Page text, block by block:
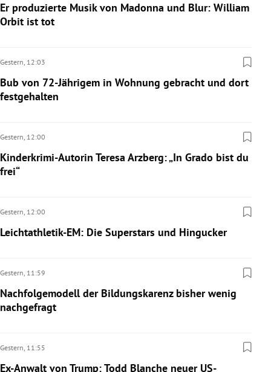
Er produzierte Musik von Madonna und Blur: William
Orbit ist tot
Gestern, 12:03
Bub von 72-Jährigem in Wohnung gebracht und dort
festgehalten
Gestern, 12:00
Kinderkrimi-Autorin Teresa Arzberg: „In Grado bist du
frei“
Gestern, 12:00
Leichtathletik-EM: Die Superstars und Hingucker
Gestern, 11:59
Nachfolgemodell der Bildungskarenz bisher wenig
nachgefragt
Gestern, 11:55
Ex-Anwalt von Trump: Todd Blanche neuer US-